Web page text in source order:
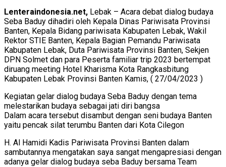
Lenteraindonesia.net, Lebak – Acara debat dialog budaya
Seba Baduy dihadiri oleh Kepala Dinas Pariwisata Provinsi
Banten, Kepala Bidang pariwisata Kabupaten Lebak, Wakil
Rektor STIE Banten, Kepala Bagian Pemandu Pariwisata
Kabupaten Lebak, Duta Pariwisata Provinsi Banten, Sekjen
DPN Solmet dan para Peserta familiar trip 2023 bertempat
diruang meeting Hotel Kharisma Kota Rangkasbitung
Kabupaten Lebak Provinsi Banten Kamis, ( 27/04/2023 )
Kegiatan gelar dialog budaya Seba Baduy dengan tema
melestarikan budaya sebagai jati diri bangsa
Dalam acara tersebut disambut dengan seni budaya Banten
yaitu pencak silat terumbu Banten dari Kota Cilegon
H. Al Hamidi Kadis Pariwisata Provinsi Banten dalam
sambutannya mengatakan saya sangat mengapresiasi dengan
adanya gelar dialog budaya seba Baduy bersama Team